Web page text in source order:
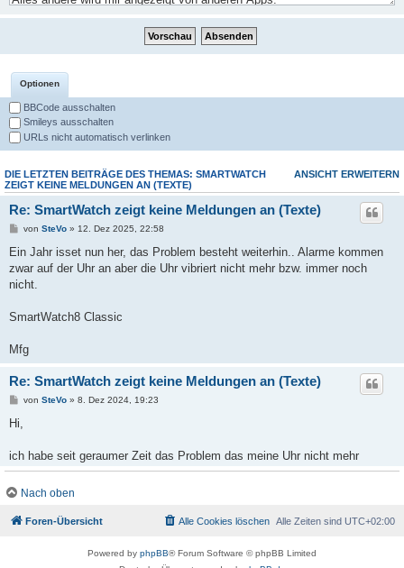
Optionen
BBCode ausschalten
Smileys ausschalten
URLs nicht automatisch verlinken
ANSICHT ERWEITERN
DIE LETZTEN BEITRÄGE DES THEMAS: SMARTWATCH
ZEIGT KEINE MELDUNGEN AN (TEXTE)
Re: SmartWatch zeigt keine Meldungen an (Texte)
von SteVo» 12. Dez 2025, 22:58
Ein Jahr isset nun her, das Problem besteht weiterhin.. Alarme kommen
zwar auf der Uhr an aber die Uhr vibriert nicht mehr bzw. immer noch
nicht.
SmartWatch8 Classic
Mfg
Re: SmartWatch zeigt keine Meldungen an (Texte)
von SteVo» 8. Dez 2024, 19:23
Hi,
ich habe seit geraumer Zeit das Problem das meine Uhr nicht mehr
Vibriert. Bei mir passiert gar nix mehr. Also der Alarm wird zwar auf der
Uhr angezeigt aber diese Vibriert nicht mehr wenn eine Alarm kommt.
Bei den anderen Benachrichtigungen klappt es ~Vibration~
Woran könnte das liegen?
Nach oben
Foren-Übersicht Alle Zeiten sind UTC+02:00
Alle Cookies löschen
Powered by phpBB® Forum Software © phpBB Limited